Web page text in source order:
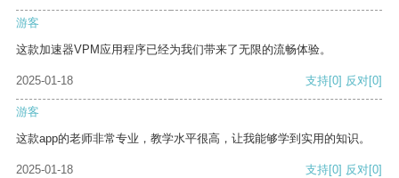
游客
这款加速器VPM应用程序已经为我们带来了无限的流畅体验。
2025-01-18 支持[0] 反对[0]
游客
这款app的老师非常专业，教学水平很高，让我能够学到实用的知识。
2025-01-18 支持[0] 反对[0]